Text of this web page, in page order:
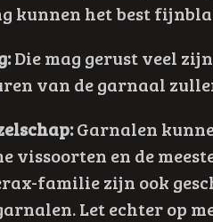
kunnen het best
Die mag gerust veel
van de garnaal
Garnalen
vissoorten en de
familie zijn ook
Let echter op